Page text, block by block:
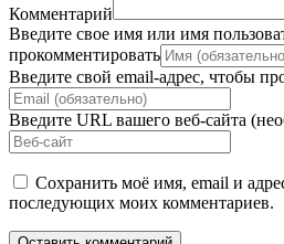
Комментарий
Введите свое имя или имя
прокомментировать
Введите свой email-адрес, чтобы
Введите URL вашего веб-сайта
Сохранить моё имя, email и
последующих моих комментариев.